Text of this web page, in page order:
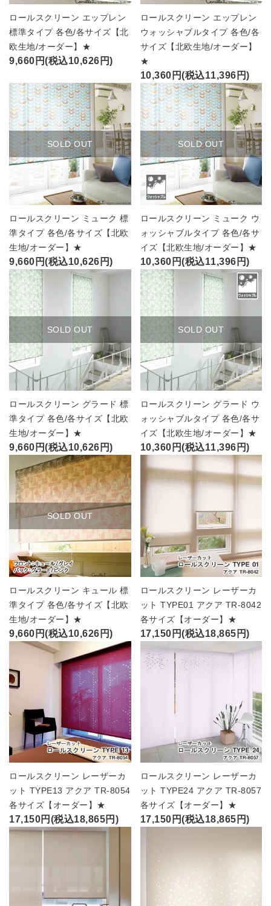
ロールスクリーン エップレン
標準タイプ 各色/各サイズ【北
欧生地/オーダー】★
9,660円(税込10,626円)
ロールスクリーン エップレン
ウォッシャブルタイプ 各色/各
サイズ【北欧生地/オーダー】
★
10,360円(税込11,396円)
SOLD OUT
ロールスクリーン ミューク 標
準タイプ 各色/各サイズ【北欧
生地/オーダー】★
9,660円(税込10,626円)
SOLD OUT
ロールスクリーン ミューク ウ
ォッシャブルタイプ 各色/各サ
イズ【北欧生地/オーダー】★
10,360円(税込11,396円)
SOLD OUT
ロールスクリーン グラード 標
準タイプ 各色/各サイズ【北欧
生地/オーダー】★
9,660円(税込10,626円)
SOLD OUT
ロールスクリーン グラード ウ
ォッシャブルタイプ 各色/各サ
イズ【北欧生地/オーダー】★
10,360円(税込11,396円)
SOLD OUT
ロールスクリーン キュール 標
準タイプ 各色/各サイズ【北欧
生地/オーダー】★
9,660円(税込10,626円)
ロールスクリーン レーザーカ
ット TYPE01 アクア TR-8042
各サイズ【オーダー】★
17,150円(税込18,865円)
ロールスクリーン レーザーカ
ット TYPE13 アクア TR-8054
各サイズ【オーダー】★
17,150円(税込18,865円)
ロールスクリーン レーザーカ
ット TYPE24 アクア TR-8057
各サイズ【オーダー】★
17,150円(税込18,865円)